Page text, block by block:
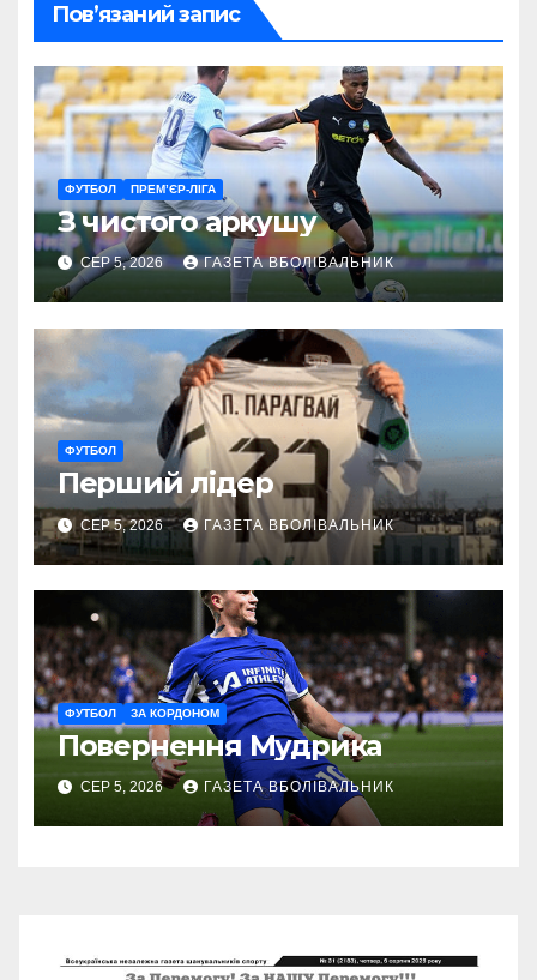
Пов’язаний запис
ФУТБОЛ ПРЕМ’ЄР-ЛІГА
З чистого аркушу
СЕР 5, 2026 ГАЗЕТА ВБОЛІВАЛЬНИК
ФУТБОЛ
Перший лідер
СЕР 5, 2026 ГАЗЕТА ВБОЛІВАЛЬНИК
ФУТБОЛ ЗА КОРДОНОМ
Повернення Мудрика
СЕР 5, 2026 ГАЗЕТА ВБОЛІВАЛЬНИК